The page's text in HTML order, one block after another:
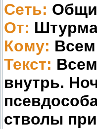
Сеть:
От:
Кому: Всем
Текст:
внутрь.
стволы